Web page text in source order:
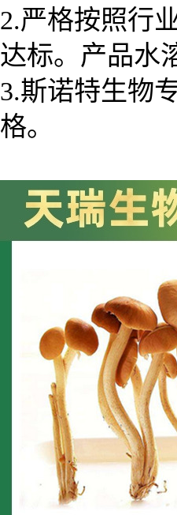
2.严格按照行
达标。产品水
3.斯诺特生物
格。